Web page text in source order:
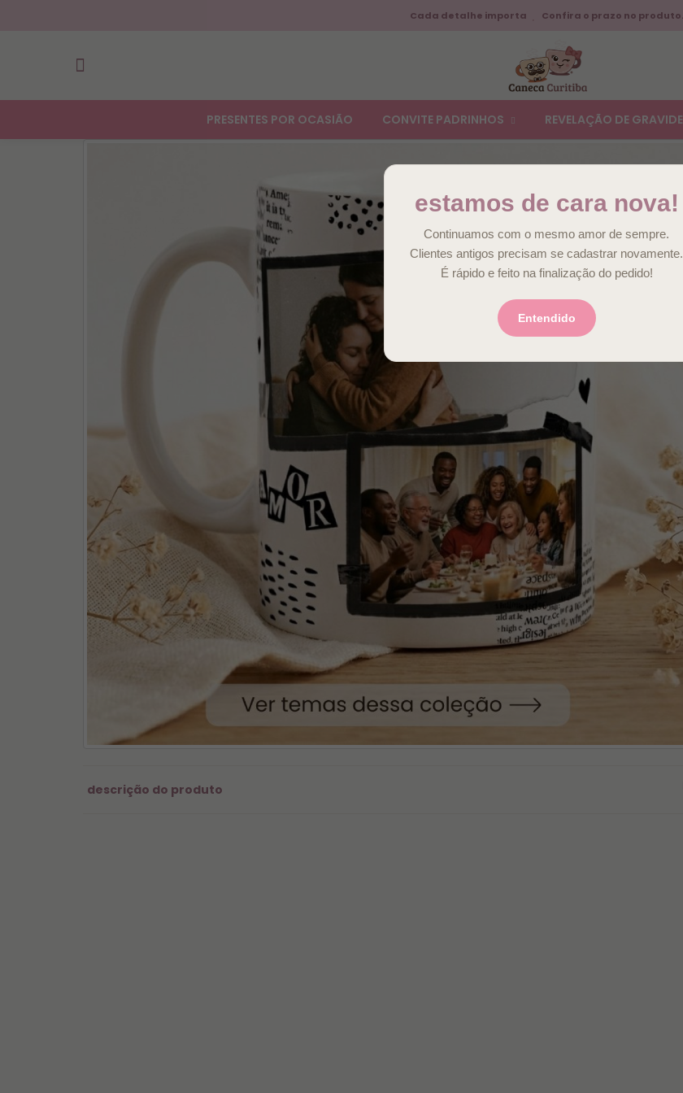
Cada detalhe importa Confira o prazo no produto.
PRESENTES POR OCASIÃO CONVITE PADRINHOS REVELAÇÃO DE
descrição do produto
estamos de cara nova!
Continuamos com o mesmo amor de sempre.
Clientes antigos precisam se cadastrar novamente.
É rápido e feito na finalização do pedido!
Entendido